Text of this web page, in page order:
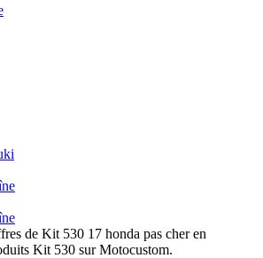
de Kit 530 17 honda pas cher en
Kit 530 sur Motocustom.